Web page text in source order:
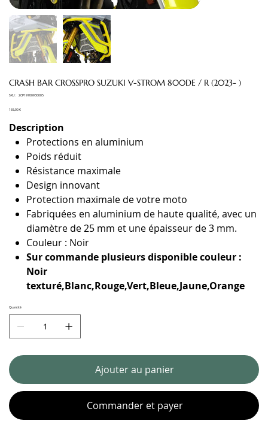
CRASH BAR CROSSPRO SUZUKI V-STROM 800DE / R (2023- )
SKU : SKU
2CP19700930005
Prix
165,00 €
Description
Protections en aluminium
Poids réduit
Résistance maximale
Design innovant
Protection maximale de votre moto
Fabriquées en aluminium de haute qualité, avec un
diamètre de 25 mm et une épaisseur de 3 mm.
Couleur : Noir
Sur commande plusieurs disponible couleur :
Noir
texturé,Blanc,Rouge,Vert,Bleue,Jaune,Orange
Quantité
Ajouter au panier
Commander et payer